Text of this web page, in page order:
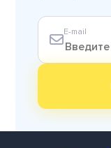
E-mail